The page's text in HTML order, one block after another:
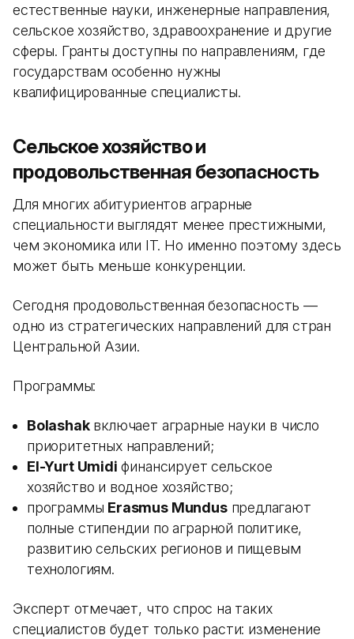
естественные науки, инженерные направления,
сельское хозяйство, здравоохранение и другие
сферы. Гранты доступны по направлениям, где
государствам особенно нужны
квалифицированные специалисты.
Сельское хозяйство и
продовольственная безопасность
Для многих абитуриентов аграрные
специальности выглядят менее престижными,
чем экономика или IT. Но именно поэтому здесь
может быть меньше конкуренции.
Сегодня продовольственная безопасность —
одно из стратегических направлений для стран
Центральной Азии.
Программы:
Bolashakвключает аграрные науки в число
приоритетных направлений;
El-Yurt Umidi финансирует сельское
хозяйство и водное хозяйство;
программы Erasmus Mundusпредлагают
полные стипендии по аграрной политике,
развитию сельских регионов и пищевым
технологиям.
Эксперт отмечает, что спрос на таких
специалистов будет только расти: изменение